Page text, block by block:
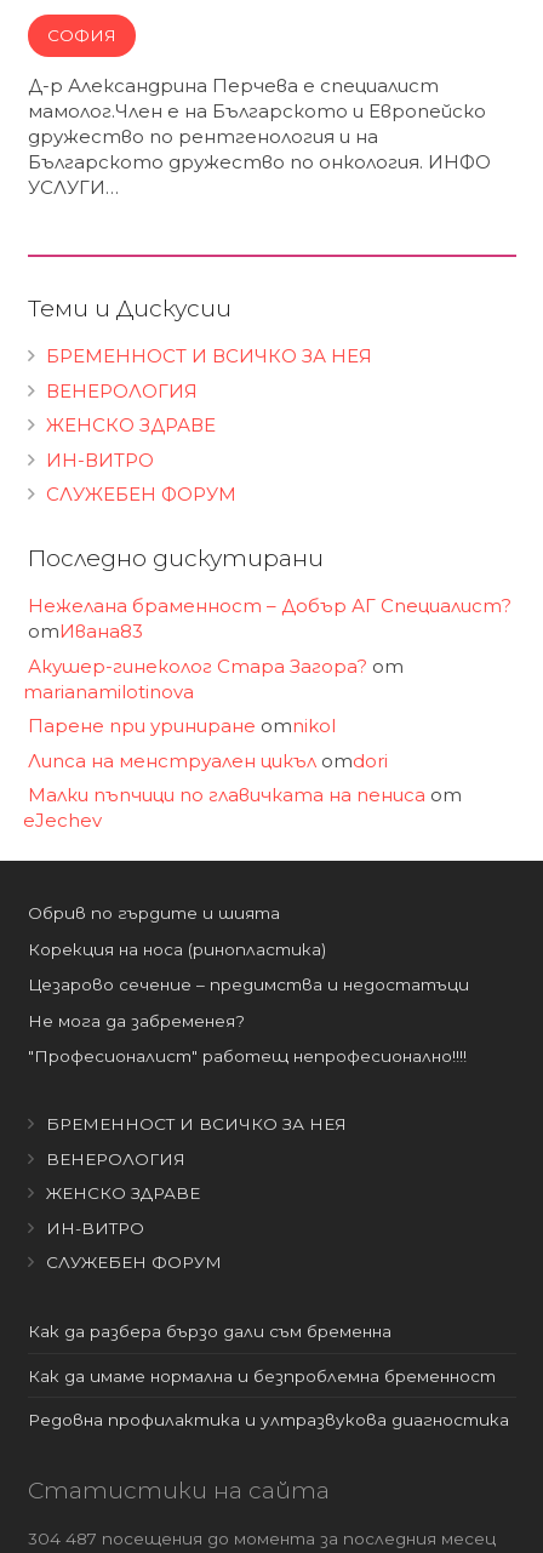
СОФИЯ
Д-р Александрина Перчева е специалист
мамолог.Член е на Българското и Европейско
дружество по рентгенология и на
Българското дружество по онкология. ИНФО
УСЛУГИ…
Теми и Дискусии
БРЕМЕННОСТ И ВСИЧКО ЗА НЕЯ
ВЕНЕРОЛОГИЯ
ЖЕНСКО ЗДРАВЕ
ИН-ВИТРО
СЛУЖЕБЕН ФОРУМ
Последно дискутирани
Нежелана браменност – Добър АГ Специалист?
отИвана83
Акушер-гинеколог Стара Загора? от
marianamilotinova
Парене при уриниране отnikol
Липса на менструален цикълотdori
Малки пъпчици по главичката на пениса от
eJechev
Обрив по гърдите и шията
Корекция на носа (ринопластика)
Цезарово сечение – предимства и недостатъци
Не мога да забременея?
"Професионалист" работещ непрофесионално!!!!
БРЕМЕННОСТ И ВСИЧКО ЗА НЕЯ
ВЕНЕРОЛОГИЯ
ЖЕНСКО ЗДРАВЕ
ИН-ВИТРО
СЛУЖЕБЕН ФОРУМ
Как да разбера бързо дали съм бременна
Как да имаме нормална и безпроблемна бременност
Редовна профилактика и ултразвукова диагностика
Статистики на сайта
304 487 посещения до момента за последния месец